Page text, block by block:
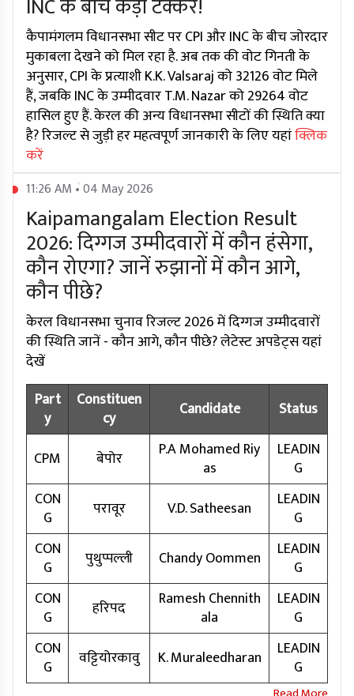
INC के बीच कड़ी टक्कर!
कैपामंगलम विधानसभा सीट पर CPI और INC के बीच जोरदार
मुकाबला देखने को मिल रहा है. अब तक की वोट गिनती के
अनुसार, CPI के प्रत्याशी K.K. Valsaraj को 32126 वोट मिले
हैं, जबकि INC के उम्मीदवार T.M. Nazar को 29264 वोट
हासिल हुए हैं. केरल की अन्य विधानसभा सीटों की स्थिति क्या
है? रिजल्ट से जुड़ी हर महत्वपूर्ण जानकारी के लिए यहांक्लिक
करें
11:26 AM • 04 May 2026
Kaipamangalam Election Result
2026: दिग्गज उम्मीदवारों में कौन हंसेगा,
कौन रोएगा? जानें रुझानों में कौन आगे,
कौन पीछे?
केरल विधानसभा चुनाव रिजल्ट 2026 में दिग्गज उम्मीदवारों
की स्थिति जानें - कौन आगे, कौन पीछे? लेटेस्ट अपडेट्स यहां
देखें
Part
y
Constituen
cy
Candidate Status
CPM बेपोर
P.A Mohamed Riy
as
LEADIN
G
CON
G
परावूर V.D. Satheesan
LEADIN
G
CON
G
पुथुप्पल्ली Chandy Oommen
LEADIN
G
CON
G
हरिपद
Ramesh Chennith
ala
LEADIN
G
CON
G
वट्टियोरकावु K. Muraleedharan
LEADIN
G